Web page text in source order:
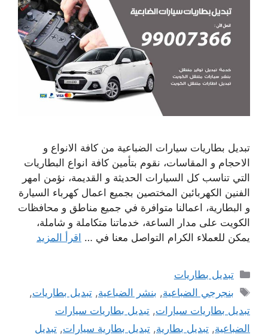
تبديل بطاريات سيارات الضباعية من كافة الانواع و
الاحجام و المقاسات، نقوم بتأمين كافة انواع البطاريات
التي تناسب كل السيارات الحديثة و القديمة، نؤمن امهر
الفنين الكهربائين المختصين بجميع اعمال كهرباء السيارة
و البطارية، اعمالنا متوافرة في جميع مناطق و محافظات
الكويت على مدار الساعة، خدماتنا متكاملة و شاملة،
يمكن للعملاء الكرام التواصل معنا في … اقرأ المزيد
التصنيفات
تبديل بطاريات
الوسوم
بنجرجي الضباعية, بنشر الضباعية,تبديل بطاريات,
تبديل بطاريات سيارات, تبديل بطاريات سيارات
الضباعية, تبديل بطارية, تبديل بطارية سيارات, تبديل